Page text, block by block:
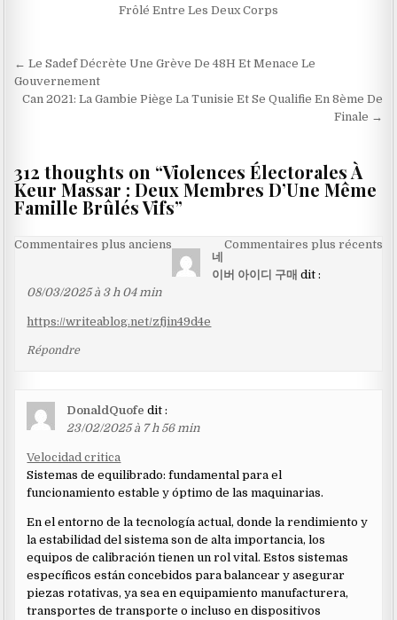
Frôlé Entre Les Deux Corps
Navigation
de
← Le Sadef Décrète Une Grève De 48H Et Menace Le
Gouvernement
Can 2021: La Gambie Piège La Tunisie Et Se Qualifie En 8ème De
Finale →
312 thoughts on “Violences Électorales À
Keur Massar : Deux Membres D’Une Même
Famille Brûlés Vifs”
Navigation
les
commentaires
Commentaires plus anciens
Commentaires plus récents
네
이버 아이디 구매 dit :
08/03/2025 à 3 h 04 min
https://writeablog.net/zfjin49d4e
Répondre
DonaldQuofe dit :
23/02/2025 à 7 h 56 min
Velocidad critica
Sistemas de equilibrado: fundamental para el
funcionamiento estable y óptimo de las maquinarias.
En el entorno de la tecnología actual, donde la rendimiento y
la estabilidad del sistema son de alta importancia, los
equipos de calibración tienen un rol vital. Estos sistemas
específicos están concebidos para balancear y asegurar
piezas rotativas, ya sea en equipamiento manufacturera,
transportes de transporte o incluso en dispositivos